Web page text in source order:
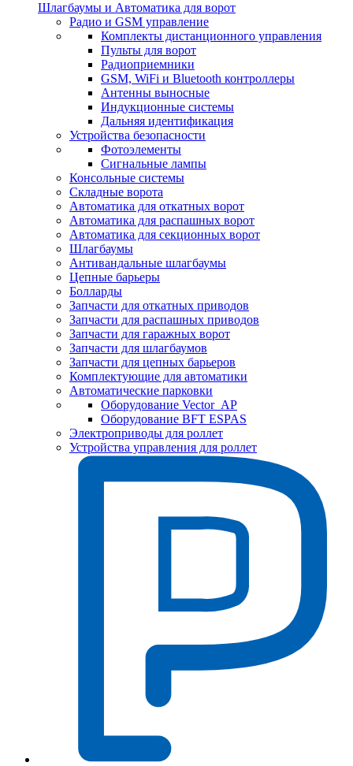
Шлагбаумы и Автоматика для ворот
Радио и GSM управление
Комплекты дистанционного управления
Пульты для ворот
Радиоприемники
GSM, WiFi и Bluetooth контроллеры
Антенны выносные
Индукционные системы
Дальняя идентификация
Устройства безопасности
Фотоэлементы
Сигнальные лампы
Консольные системы
Складные ворота
Автоматика для откатных ворот
Автоматика для распашных ворот
Автоматика для секционных ворот
Шлагбаумы
Антивандальные шлагбаумы
Цепные барьеры
Болларды
Запчасти для откатных приводов
Запчасти для распашных приводов
Запчасти для гаражных ворот
Запчасти для шлагбаумов
Запчасти для цепных барьеров
Комплектующие для автоматики
Автоматические парковки
Оборудование Vector_AP
Оборудование BFT ESPAS
Электроприводы для роллет
Устройства управления для роллет